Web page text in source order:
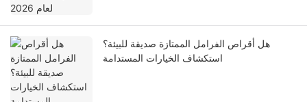
هل أقراص الفرامل الممتازة صديقة للبيئة؟
استكشاف الخيارات المستدامة